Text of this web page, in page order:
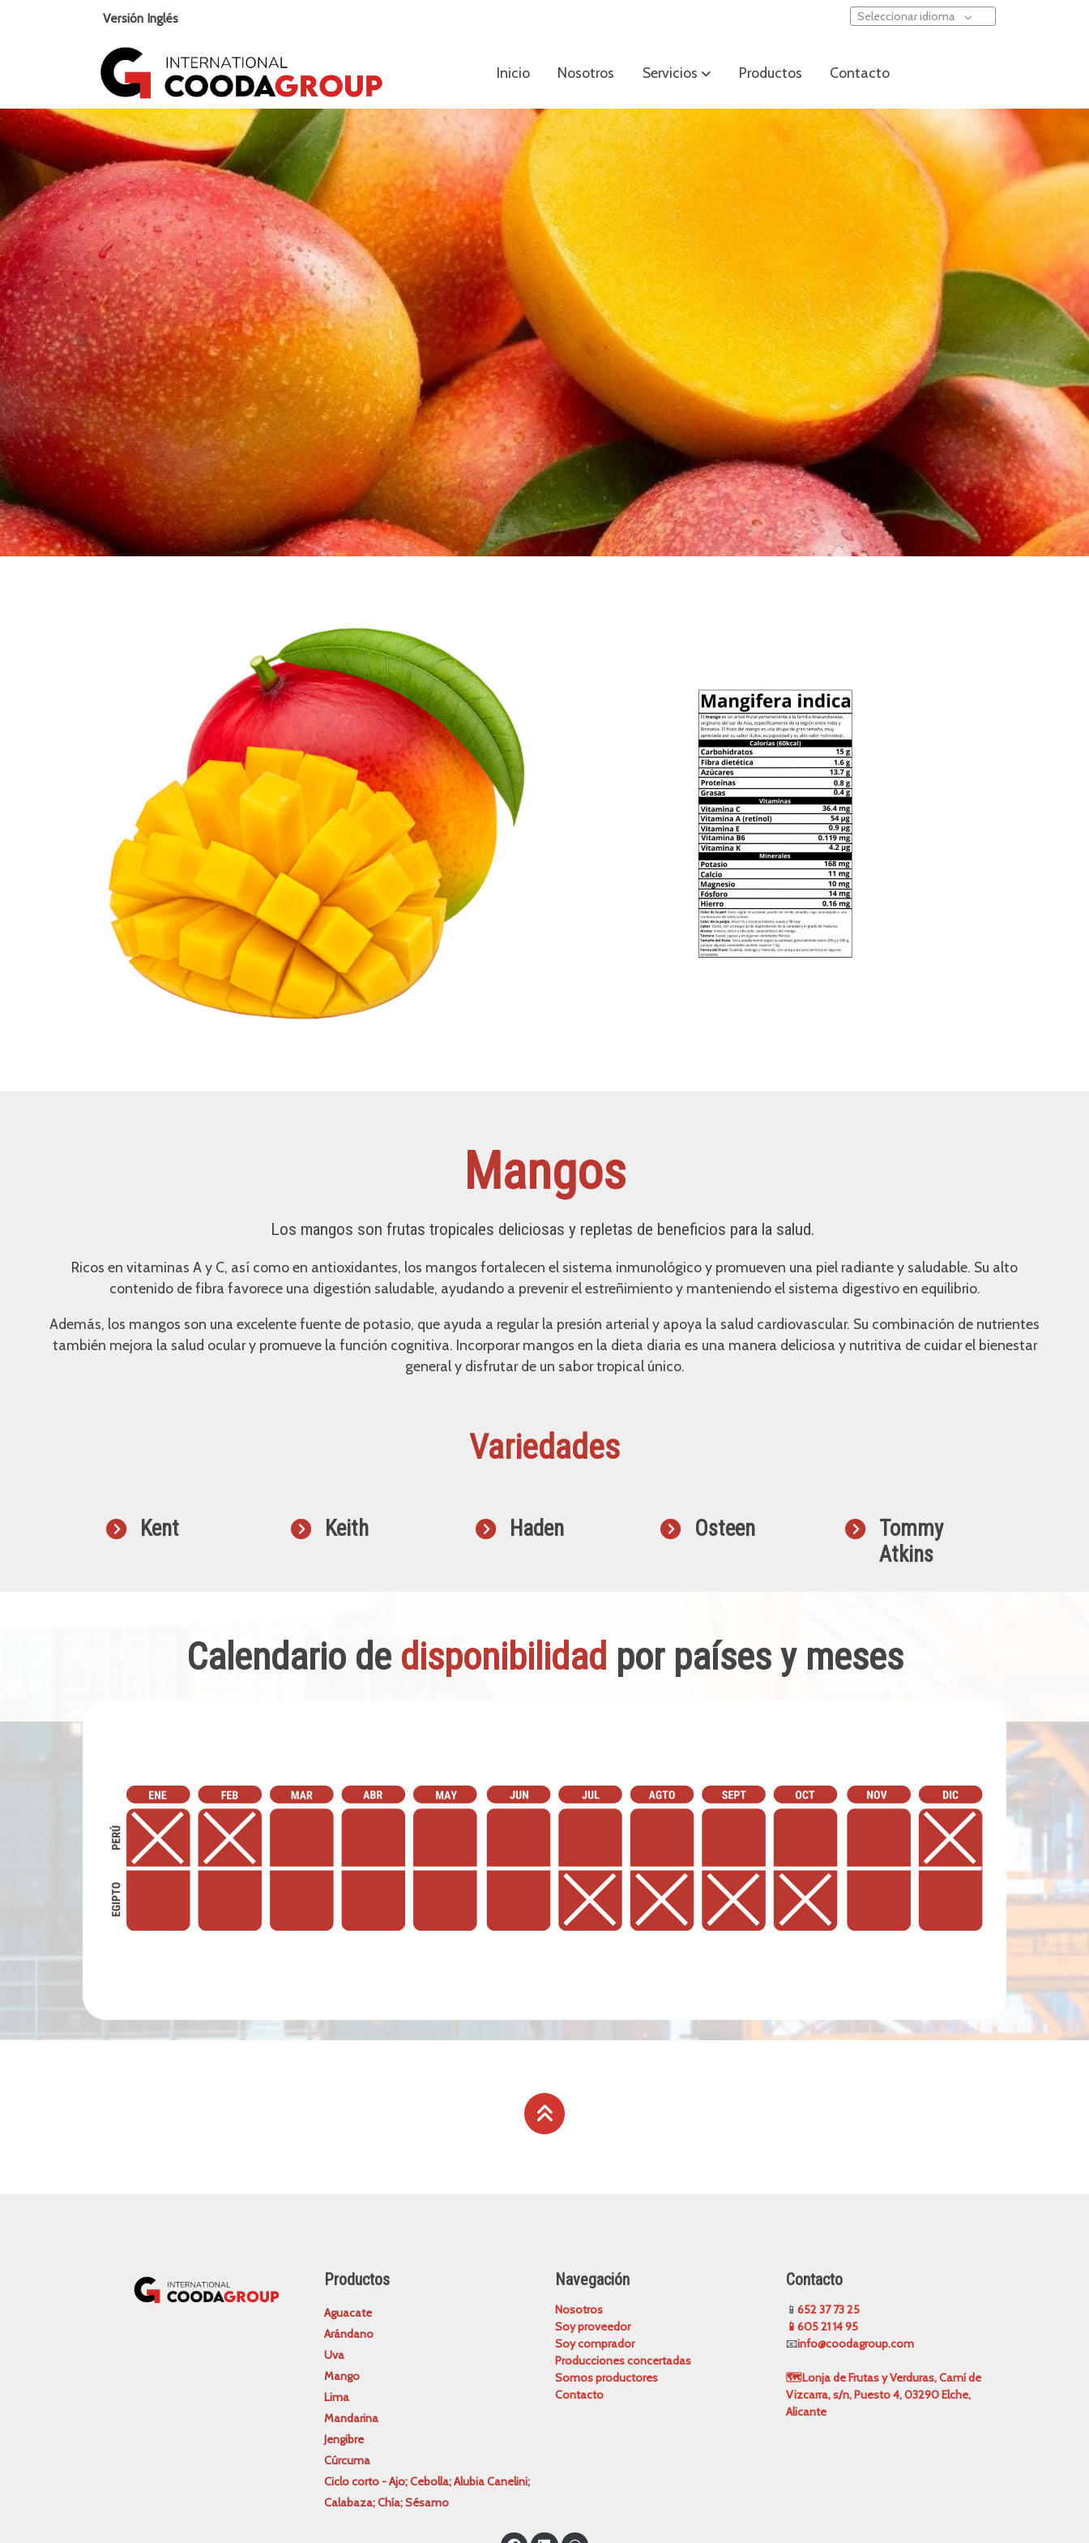
Versión Inglés Seleccionar idioma
Inicio Nosotros Servicios Productos Contacto
Mangos
Los mangos son frutas tropicales deliciosas y repletas de beneficios para la salud.
Ricos en vitaminas A y C, así como en antioxidantes, los mangos fortalecen el sistema inmunológico y promueven una piel radiante y saludable. Su alto
contenido de fibra favorece una digestión saludable, ayudando a prevenir el estreñimiento y manteniendo el sistema digestivo en equilibrio.
Además, los mangos son una excelente fuente de potasio, que ayuda a regular la presión arterial y apoya la salud cardiovascular. Su combinación de nutrientes
también mejora la salud ocular y promueve la función cognitiva. Incorporar mangos en la dieta diaria es una manera deliciosa y nutritiva de cuidar el bienestar
general y disfrutar de un sabor tropical único.
Variedades
Kent Keith Haden Osteen
Tommy
Atkins
Calendario de disponibilidad por países y meses
Productos
Aguacate
Arándano
Uva
Mango
Lima
Mandarina
Jengibre
Cúrcuma
Ciclo corto - Ajo; Cebolla; Alubia Canelini;
Calabaza; Chía; Sésamo
Navegación
Nosotros
Soy proveedor
Soy comprador
Producciones concertadas
Somos productores
Contacto
Contacto
📱 652 37 73 25
📱605 21 14 95
📧info@coodagroup.com
🗺️Lonja de Frutas y Verduras, Camí de
Vizcarra, s/n, Puesto 4, 03290 Elche,
Alicante